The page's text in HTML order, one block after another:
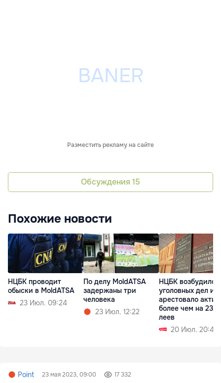
Разместить рекламу на сайте
Обсуждения 15
Похожие новости
НЦБК проводит
обыски в MoldATSA
23 Июл. 09:24
По делу MoldATSA
задержаны три
человека
23 Июл. 12:22
НЦБК возбудило
уголовных дел и
арестовало
более чем на 236
леев
20 Июл. 20:43
Point 23 мая 2023, 09:00 17 332